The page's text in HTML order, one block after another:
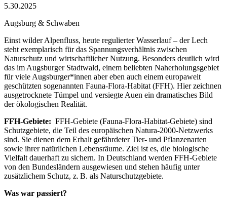
5.30.2025
Augsburg & Schwaben
Einst wilder Alpenfluss, heute regulierter Wasserlauf – der Lech
steht exemplarisch für das Spannungsverhältnis zwischen
Naturschutz und wirtschaftlicher Nutzung. Besonders deutlich wird
das im Augsburger Stadtwald, einem beliebten Naherholungsgebiet
für viele Augsburger*innen aber eben auch einem europaweit
geschützten sogenannten Fauna-Flora-Habitat (FFH). Hier zeichnen
ausgetrocknete Tümpel und versiegte Auen ein dramatisches Bild
der ökologischen Realität.
FFH-Gebiete: FFH-Gebiete (Fauna-Flora-Habitat-Gebiete) sind
Schutzgebiete, die Teil des europäischen Natura-2000-Netzwerks
sind. Sie dienen dem Erhalt gefährdeter Tier- und Pflanzenarten
sowie ihrer natürlichen Lebensräume. Ziel ist es, die biologische
Vielfalt dauerhaft zu sichern. In Deutschland werden FFH-Gebiete
von den Bundesländern ausgewiesen und stehen häufig unter
zusätzlichem Schutz, z. B. als Naturschutzgebiete.
Was war passiert?